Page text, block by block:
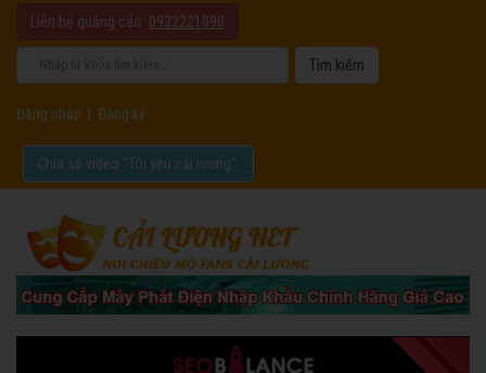
Liên hệ quảng cáo: 0932221090
Đăng nhập Đăng ký
Chia sẻ video "Tôi yêu cải lương".